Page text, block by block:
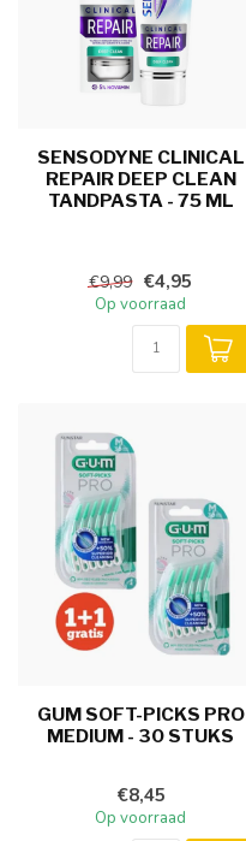
SENSODYNE CLINICAL
REPAIR DEEP CLEAN
TANDPASTA - 75 ML
€9,99 €4,95
Op voorraad
GUM SOFT-PICKS PRO
MEDIUM - 30 STUKS
€8,45
Op voorraad